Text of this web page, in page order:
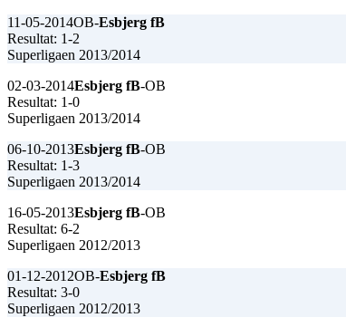
11-05-2014OB-Esbjerg fB
Resultat: 1-2
Superligaen 2013/2014
02-03-2014Esbjerg fB-OB
Resultat: 1-0
Superligaen 2013/2014
06-10-2013Esbjerg fB-OB
Resultat: 1-3
Superligaen 2013/2014
16-05-2013Esbjerg fB-OB
Resultat: 6-2
Superligaen 2012/2013
01-12-2012OB-Esbjerg fB
Resultat: 3-0
Superligaen 2012/2013